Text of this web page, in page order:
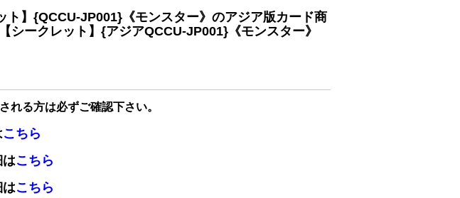
ト】{QCCU-JP001}《モンスター》のアジア版カード商
ークレット】{アジアQCCU-JP001}《モンスター》
れる方は必ずご確認下さい。
こちら
はこちら
はこちら